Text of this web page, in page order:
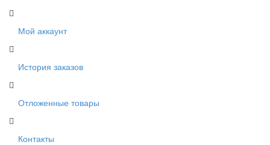
Мой аккаунт
История заказов
Отложенные товары
Контакты